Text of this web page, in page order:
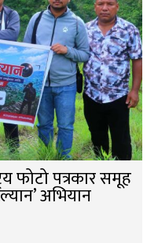
फोटो पत्रकार समूह
अभियान